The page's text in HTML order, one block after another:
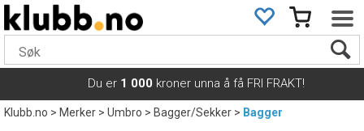
Du er 1 000 kroner unna å få FRI FRAKT!
Klubb.no>Merker>Umbro>Bagger/Sekker> Bagger